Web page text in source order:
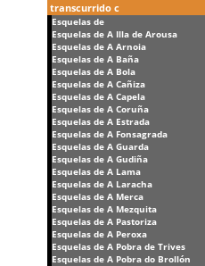
transcurrido c
Esquelas de
Esquelas de A Illa de Arousa
Esquelas de A Arnoia
Esquelas de A Baña
Esquelas de A Bola
Esquelas de A Cañiza
Esquelas de A Capela
Esquelas de A Coruña
Esquelas de A Estrada
Esquelas de A Fonsagrada
Esquelas de A Guarda
Esquelas de A Gudiña
Esquelas de A Lama
Esquelas de A Laracha
Esquelas de A Merca
Esquelas de A Mezquita
Esquelas de A Pastoriza
Esquelas de A Peroxa
Esquelas de A Pobra de Trives
Esquelas de A Pobra do Brollón